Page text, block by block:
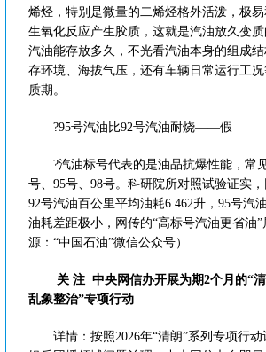
烯烃，特别是微量的二烯烃格外活泼，极
生氧化反应产生胶质，这就是汽油放久变
汽油能存放多久，不光看汽油本身的组成
存环境、海拔气压，还有车辆日常运行工
质期。
?95号汽油比92号汽油耐烧——假
?汽油标号代表的是油品抗爆性能，常
号、95号、98号。科研院所对照试验证实，
92号汽油百公里平均油耗6.462升，95号汽
油耗差距极小，网传的“高标号汽油更省油
源：“中国石油”微信公众号）
关 注 中央网信办开展为期2个月的“
乱象整治”专项行动
详情：按照2026年“清朗”系列专项行动